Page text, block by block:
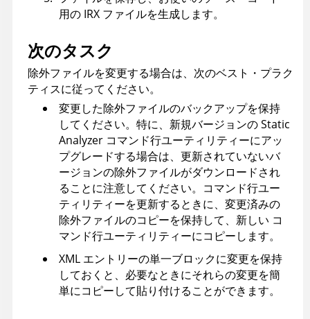
用の IRX ファイルを生成します。
次のタスク
除外ファイルを変更する場合は、次のベスト・プラク
ティスに従ってください。
変更した除外ファイルのバックアップを保持
してください。特に、新規バージョンのStatic
Analyzer コマンド行ユーティリティーにアッ
プグレードする場合は、更新されていないバ
ージョンの除外ファイルがダウンロードされ
ることに注意してください。 コマンド行ユー
ティリティーを更新するときに、変更済みの
除外ファイルのコピーを保持して、新しい コ
マンド行ユーティリティーにコピーします。
XML エントリーの単一ブロックに変更を保持
しておくと、必要なときにそれらの変更を簡
単にコピーして貼り付けることができます。